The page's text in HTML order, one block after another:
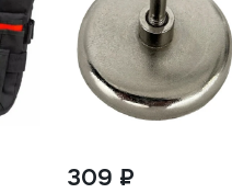
309 ₽